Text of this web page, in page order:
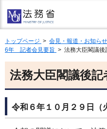
トップページ > 会見・報道・お知らせ
6年 記者会見要旨 > 法務大臣閣議後
法務大臣閣議後
令和６年１０月２９日（